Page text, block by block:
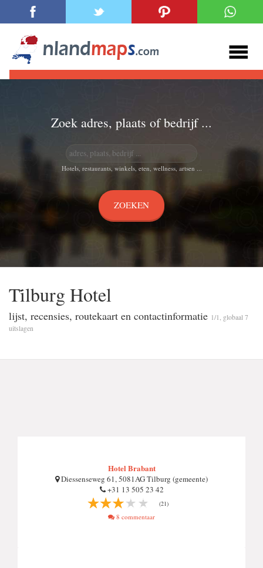
Zoek adres, plaats of bedrijf ...
Hotels, restaurants, winkels, eten, wellness, artsen ...
Ti̇lburg Hotel
lijst, recensies, routekaart en contactinformatie 1/1, globaal 7
uitslagen
Hotel Brabant
Diessenseweg 61, 5081AG Tilburg (gemeente)
+31 13 505 23 42
(21)
8 commentaar